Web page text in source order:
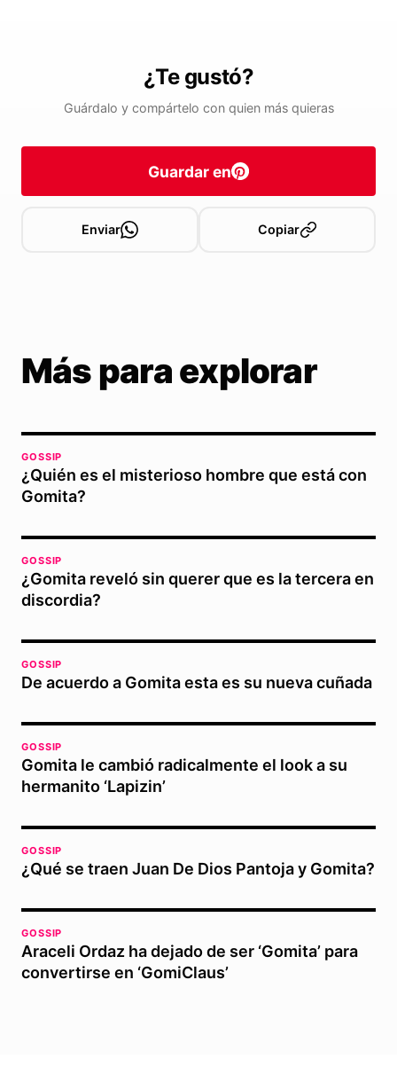
¿Te gustó?
Guárdalo y compártelo con quien más quieras
Guardar en
Enviar Copiar
Más para explorar
GOSSIP
¿Quién es el misterioso hombre que está con
Gomita?
GOSSIP
¿Gomita reveló sin querer que es la tercera en
discordia?
GOSSIP
De acuerdo a Gomita esta es su nueva cuñada
GOSSIP
Gomita le cambió radicalmente el look a su
hermanito ‘Lapizin’
GOSSIP
¿Qué se traen Juan De Dios Pantoja y Gomita?
GOSSIP
Araceli Ordaz ha dejado de ser ‘Gomita’ para
convertirse en ‘GomiClaus’